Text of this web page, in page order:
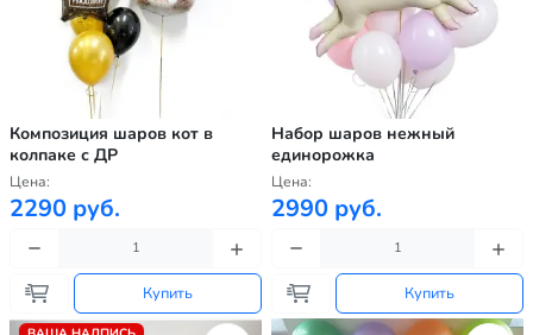
Композиция шаров кот в
колпаке с ДР
Цена:
2290 руб.
Купить
Набор шаров нежный
единорожка
Цена:
2990 руб.
Купить